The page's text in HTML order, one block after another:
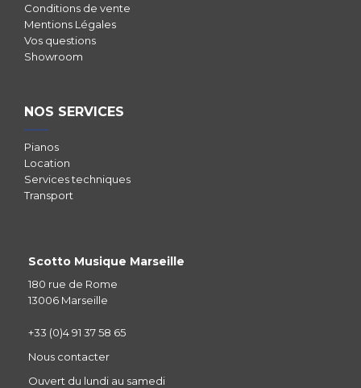
Conditions de vente
Mentions Légales
Vos questions
Showroom
NOS SERVICES
Pianos
Location
Services techniques
Transport
Scotto Musique Marseille
180 rue de Rome
13006 Marseille
+33 (0)4 91 37 58 65
Nous contacter
Ouvert du lundi au samedi